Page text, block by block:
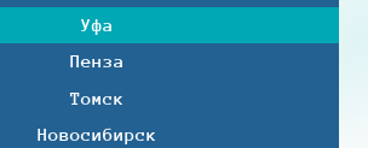
Уфа
Пенза
Томск
Новосибирск